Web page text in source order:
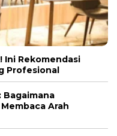
Ini Rekomendasi
Profesional
Bagaimana
Arah